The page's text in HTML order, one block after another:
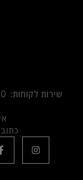
שירות לקוחות: